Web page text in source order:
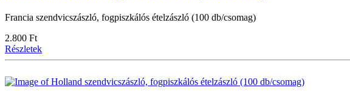
Francia szendvicszászló, fogpiszkálós ételzászló (100 db/csomag)
2.800 Ft
Részletek